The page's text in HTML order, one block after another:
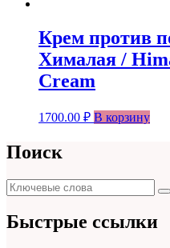
Крем против
Хималая /
Cream
1700.00 ₽ В корзину
Поиск
Поиск
для:
Быстрые ссылки